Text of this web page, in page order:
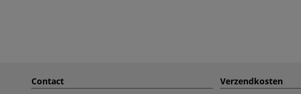
Contact
Verzendkosten